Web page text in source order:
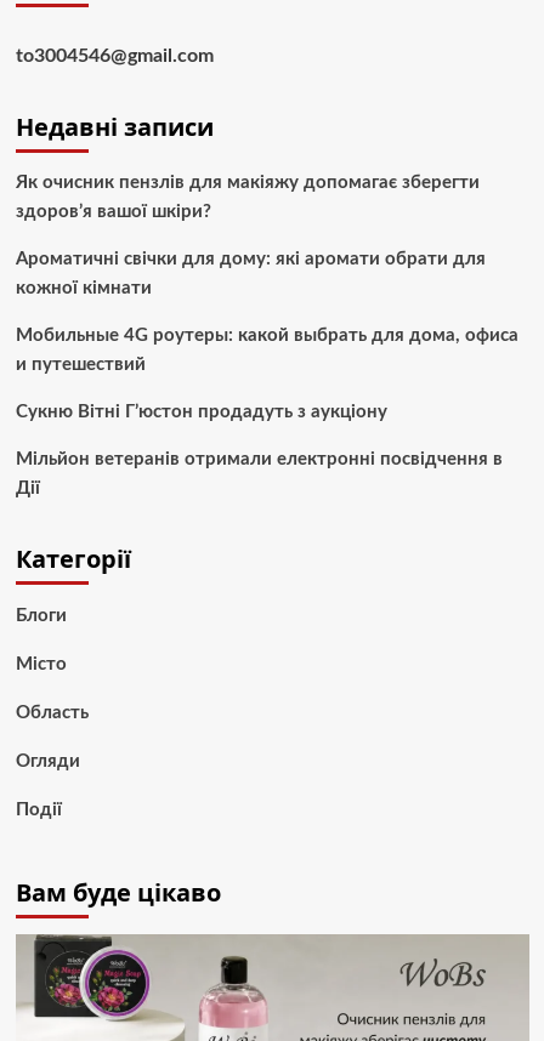
to3004546@gmail.com
Недавні записи
Як очисник пензлів для макіяжу допомагає зберегти
здоров’я вашої шкіри?
Ароматичні свічки для дому: які аромати обрати для
кожної кімнати
Мобильные 4G роутеры: какой выбрать для дома, офиса
и путешествий
Сукню Вітні Г’юстон продадуть з аукціону
Мільйон ветеранів отримали електронні посвідчення в
Дії
Категорії
Блоги
Місто
Область
Огляди
Події
Вам буде цікаво